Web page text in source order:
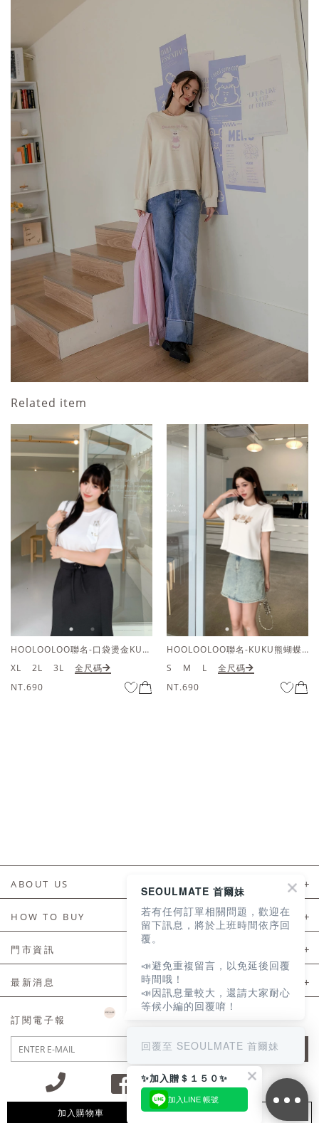
Related item
HOOLOOLOO聯名-口袋燙金KUKU熊短袖上衣
XL
2L 3L
全尺碼
NT.690
HOOLOOLOO聯名-KUKU熊蝴蝶結短袖上衣
S
M L
全尺碼
NT.690
加入購物車 追蹤清單
ABOUT US
HOW TO BUY
如何購買
會員常見問題
訂單常見問題
商品售後服務
電子發票
國外會員服務
門市資訊
門市資訊
最新消息
LINE官方會員活動
訂閱電子報
JOIN
09:30~12:00 13:00~18:30 / Mon - Fri(例假日除外)
SEOULMATE 首爾妹
若有任何訂單相關問題，歡迎在
留下訊息，將於上班時間依序回
覆。
📣避免重複留言，以免延後回覆
時間哦！
📣因訊息量較大，還請大家耐心
等候小編的回覆唷！
回覆至 SEOULMATE 首爾妹
✨加入贈＄１５０✨
加入LINE 帳號